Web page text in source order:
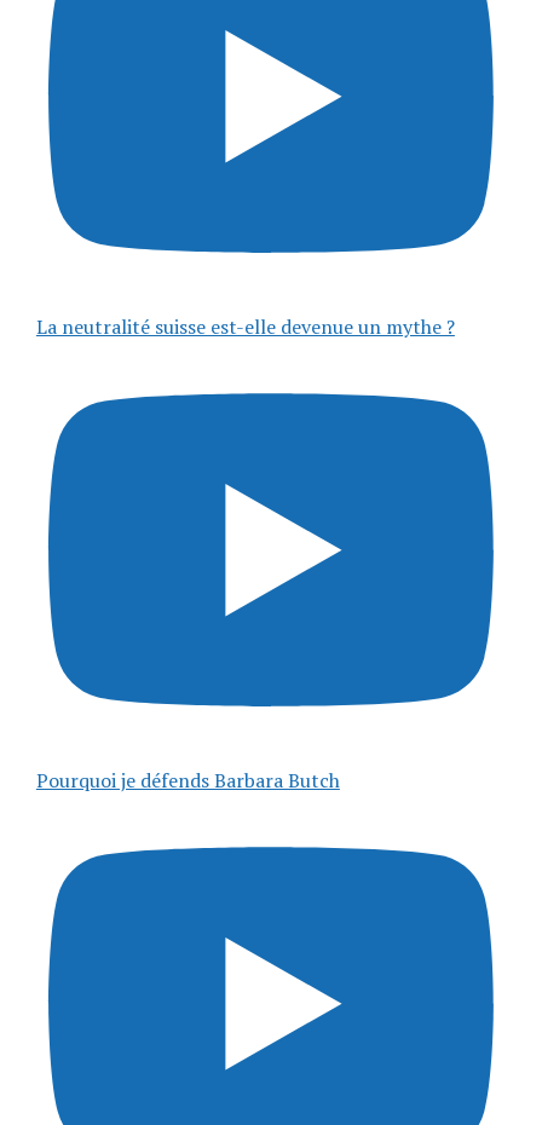
La neutralité suisse est-elle devenue un mythe ?
Pourquoi je défends Barbara Butch